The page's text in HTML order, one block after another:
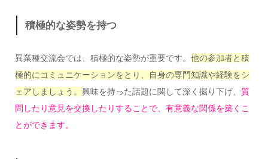
積極的な姿勢を持つ
異業種交流会では、積極的な姿勢が重要です。 他の参加者と積
極的にコミュニケーションをとり、自身の専門知識や経験をシ
ェアしましょう。 興味を持った話題に関して深く掘り下げ、 質
問したり意見を交換したりすることで、有意義な関係を築くこ
とができます。